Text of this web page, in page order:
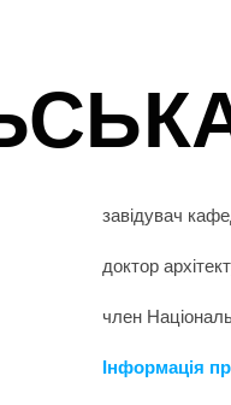
завідувач
доктор
член
Інформація